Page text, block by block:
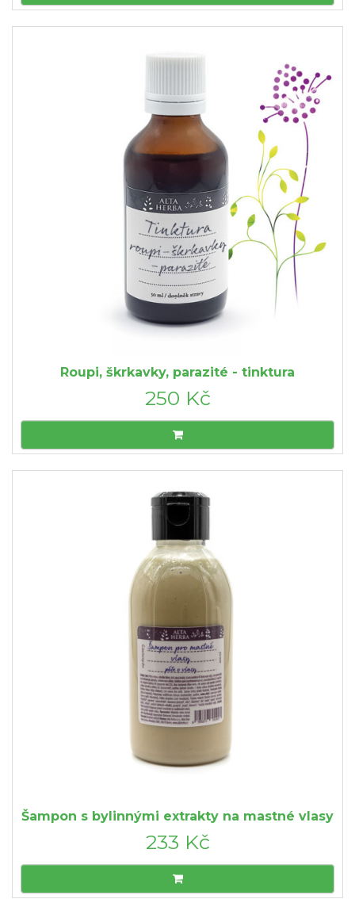
Roupi, škrkavky, parazité - tinktura
250 Kč
Šampon s bylinnými extrakty na mastné vlasy
233 Kč